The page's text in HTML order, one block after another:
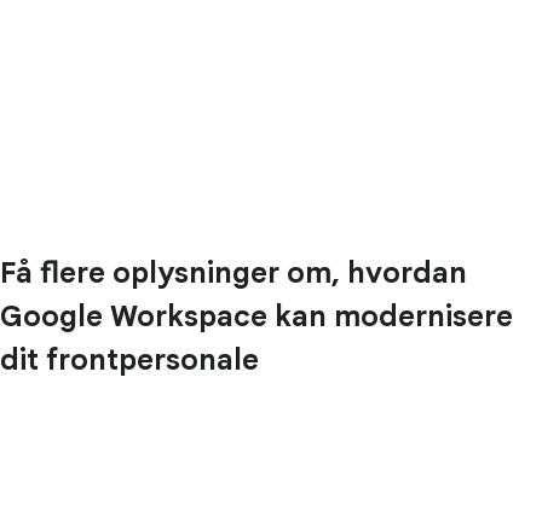
Få flere oplysninger om, hvordan
Google Workspace kan modernisere
dit frontpersonale